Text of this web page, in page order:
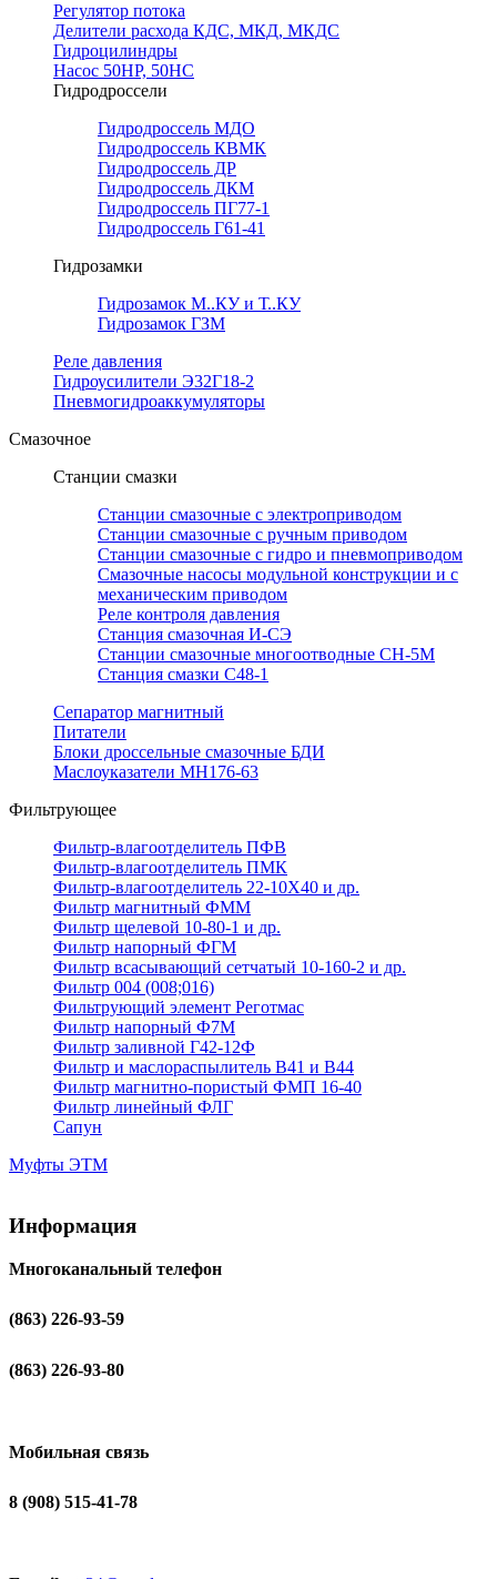
Регулятор потока
Делители расхода КДС, МКД, МКДС
Гидроцилиндры
Насос 50НР, 50НС
Гидродроссели
Гидродроссель МДО
Гидродроссель КВМК
Гидродроссель ДР
Гидродроссель ДКМ
Гидродроссель ПГ77-1
Гидродроссель Г61-41
Гидрозамки
Гидрозамок М..КУ и Т..КУ
Гидрозамок ГЗМ
Реле давления
Гидроусилители Э32Г18-2
Пневмогидроаккумуляторы
Смазочное
Станции смазки
Станции смазочные с электроприводом
Станции смазочные с ручным приводом
Станции смазочные с гидро и пневмоприводом
Смазочные насосы модульной конструкции и с
механическим приводом
Реле контроля давления
Станция смазочная И-СЭ
Станции смазочные многоотводные СН-5М
Станция смазки С48-1
Сепаратор магнитный
Питатели
Блоки дроссельные смазочные БДИ
Маслоуказатели МН176-63
Фильтрующее
Фильтр-влагоотделитель ПФВ
Фильтр-влагоотделитель ПМК
Фильтр-влагоотделитель 22-10Х40 и др.
Фильтр магнитный ФММ
Фильтр щелевой 10-80-1 и др.
Фильтр напорный ФГМ
Фильтр всасывающий сетчатый 10-160-2 и др.
Фильтр 004 (008;016)
Фильтрующий элемент Реготмас
Фильтр напорный Ф7М
Фильтр заливной Г42-12Ф
Фильтр и маслораспылитель В41 и В44
Фильтр магнитно-пористый ФМП 16-40
Фильтр линейный ФЛГ
Сапун
Муфты ЭТМ
Информация
Многоканальный телефон
(863) 226-93-59
(863) 226-93-80
Мобильная связь
8 (908) 515-41-78